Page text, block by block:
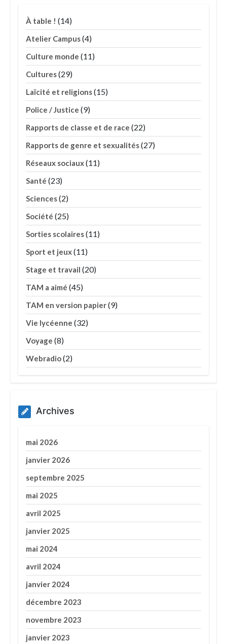
À table ! (14)
Atelier Campus(4)
Culture monde (11)
Cultures(29)
Laïcité et religions(15)
Police / Justice (9)
Rapports de classe et de race (22)
Rapports de genre et sexualités(27)
Réseaux sociaux(11)
Santé (23)
Sciences(2)
Société (25)
Sorties scolaires(11)
Sport et jeux(11)
Stage et travail (20)
TAM a aimé (45)
TAM en version papier(9)
Vie lycéenne (32)
Voyage (8)
Webradio(2)
Archives
mai 2026
janvier 2026
septembre 2025
mai 2025
avril 2025
janvier 2025
mai 2024
avril 2024
janvier 2024
décembre 2023
novembre 2023
janvier 2023